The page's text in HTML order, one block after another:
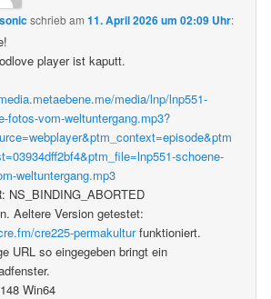
schriebam11. April 2026 um 02:09 Uhr:
player ist kaputt.
media/lnp/lnp551-
fotos-vom-weltuntergang.mp3?
schoene-
weltuntergang.mp3
NS_BINDING_ABORTED
Aeltere Version getestet:
cre225-permakulturfunktioniert.
URL so eingegeben bringt ein
Win64